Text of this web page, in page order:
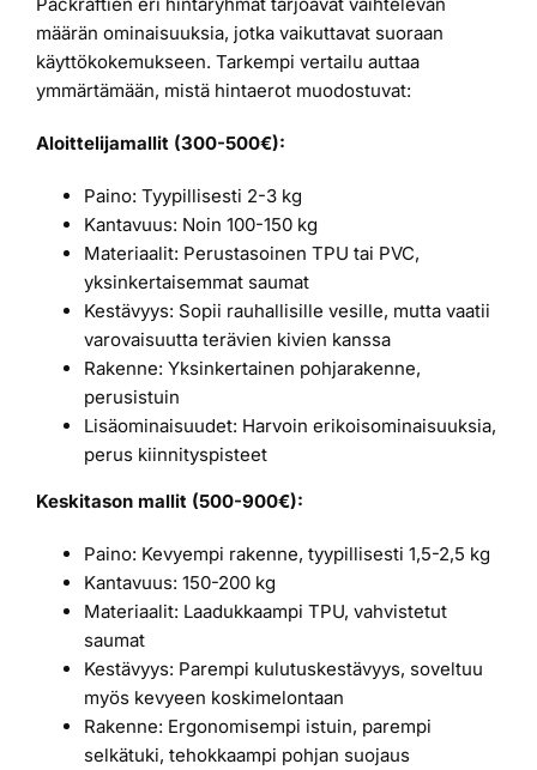
määrän ominaisuuksia, jotka vaikuttavat suoraan
käyttökokemukseen. Tarkempi vertailu auttaa
ymmärtämään, mistä hintaerot muodostuvat:
Aloittelijamallit (300-500€):
Paino: Tyypillisesti 2-3 kg
Kantavuus: Noin 100-150 kg
Materiaalit: Perustasoinen TPU tai PVC,
yksinkertaisemmat saumat
Kestävyys: Sopii rauhallisille vesille, mutta vaatii
varovaisuutta terävien kivien kanssa
Rakenne: Yksinkertainen pohjarakenne,
perusistuin
Lisäominaisuudet: Harvoin erikoisominaisuuksia,
perus kiinnityspisteet
Keskitason mallit (500-900€):
Paino: Kevyempi rakenne, tyypillisesti 1,5-2,5 kg
Kantavuus: 150-200 kg
Materiaalit: Laadukkaampi TPU, vahvistetut
saumat
Kestävyys: Parempi kulutuskestävyys, soveltuu
myös kevyeen koskimelontaan
Rakenne: Ergonomisempi istuin, parempi
selkätuki, tehokkaampi pohjan suojaus